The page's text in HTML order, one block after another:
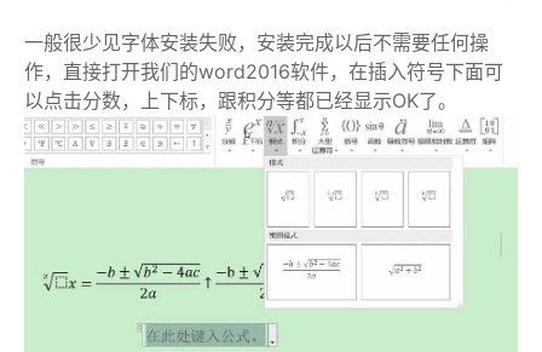
一般很少见字体安装失败，安装完成以后不需要任何操
作，直接打开我们的word2016软件，在插入符号下面可
以点击分数，上下标，跟积分等都已经显示OK了。